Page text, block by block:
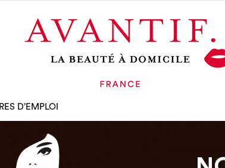
D’EMPLOI